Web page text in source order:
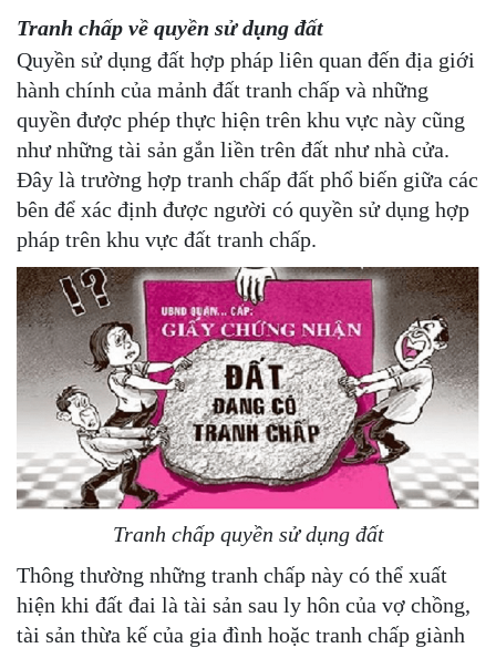
Tranh chấp về quyền sử dụng đất
Quyền sử dụng đất hợp pháp liên quan đến địa giới
hành chính của mảnh đất tranh chấp và những
quyền được phép thực hiện trên khu vực này cũng
như những tài sản gắn liền trên đất như nhà cửa.
Đây là trường hợp tranh chấp đất phổ biến giữa các
bên để xác định được người có quyền sử dụng hợp
pháp trên khu vực đất tranh chấp.
Tranh chấp quyền sử dụng đất
Thông thường những tranh chấp này có thể xuất
hiện khi đất đai là tài sản sau ly hôn của vợ chồng,
tài sản thừa kế của gia đình hoặc tranh chấp giành